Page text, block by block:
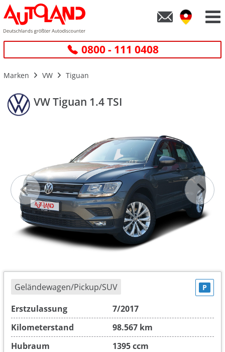
0800 - 111 0408
Marken VW Tiguan
VW Tiguan 1.4 TSI
Geländewagen/Pickup/SUV P
Erstzulassung
7/2017
Kilometerstand
98.567 km
Hubraum
1395 ccm